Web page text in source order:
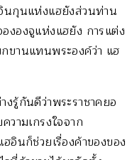
นกุนแห่งแฮยังส่วนท่าน
งองจูแห่งแฮยัง การแต่ง
ขานแทนพระองค์ว่า แฮ
รู้กันดีว่าพระราชาคยอ
วามเกรงใจจาก
อินก็ช่วยเรื่องค้าของของ